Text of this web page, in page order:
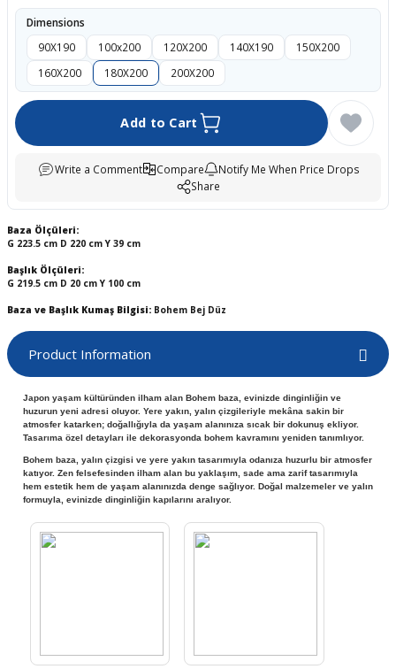
Dimensions
90X190
100x200 120X200 140X190
150X200
160X200
180X200 200X200
Add to Cart
Write a Comment Compare
Notify Me When Price Drops
Share
Baza Ölçüleri:
G 223.5 cm D 220 cm Y 39 cm
Başlık Ölçüleri:
G 219.5 cm D 20 cm Y 100 cm
Baza ve Başlık Kumaş Bilgisi: Bohem Bej Düz
Product Information
Japon yaşam kültüründen ilham alan Bohem baza, evinizde dinginliğin ve
huzurun yeni adresi oluyor. Yere yakın, yalın çizgileriyle mekâna sakin bir
atmosfer katarken; doğallığıyla da yaşam alanınıza sıcak bir dokunuş ekliyor.
Tasarıma özel detayları ile dekorasyonda bohem kavramını yeniden tanımlıyor.
Bohem baza, yalın çizgisi ve yere yakın tasarımıyla odanıza huzurlu bir atmosfer
katıyor. Zen felsefesinden ilham alan bu yaklaşım, sade ama zarif tasarımıyla
hem estetik hem de yaşam alanınızda denge sağlıyor. Doğal malzemeler ve yalın
formuyla, evinizde dinginliğin kapılarını aralıyor.